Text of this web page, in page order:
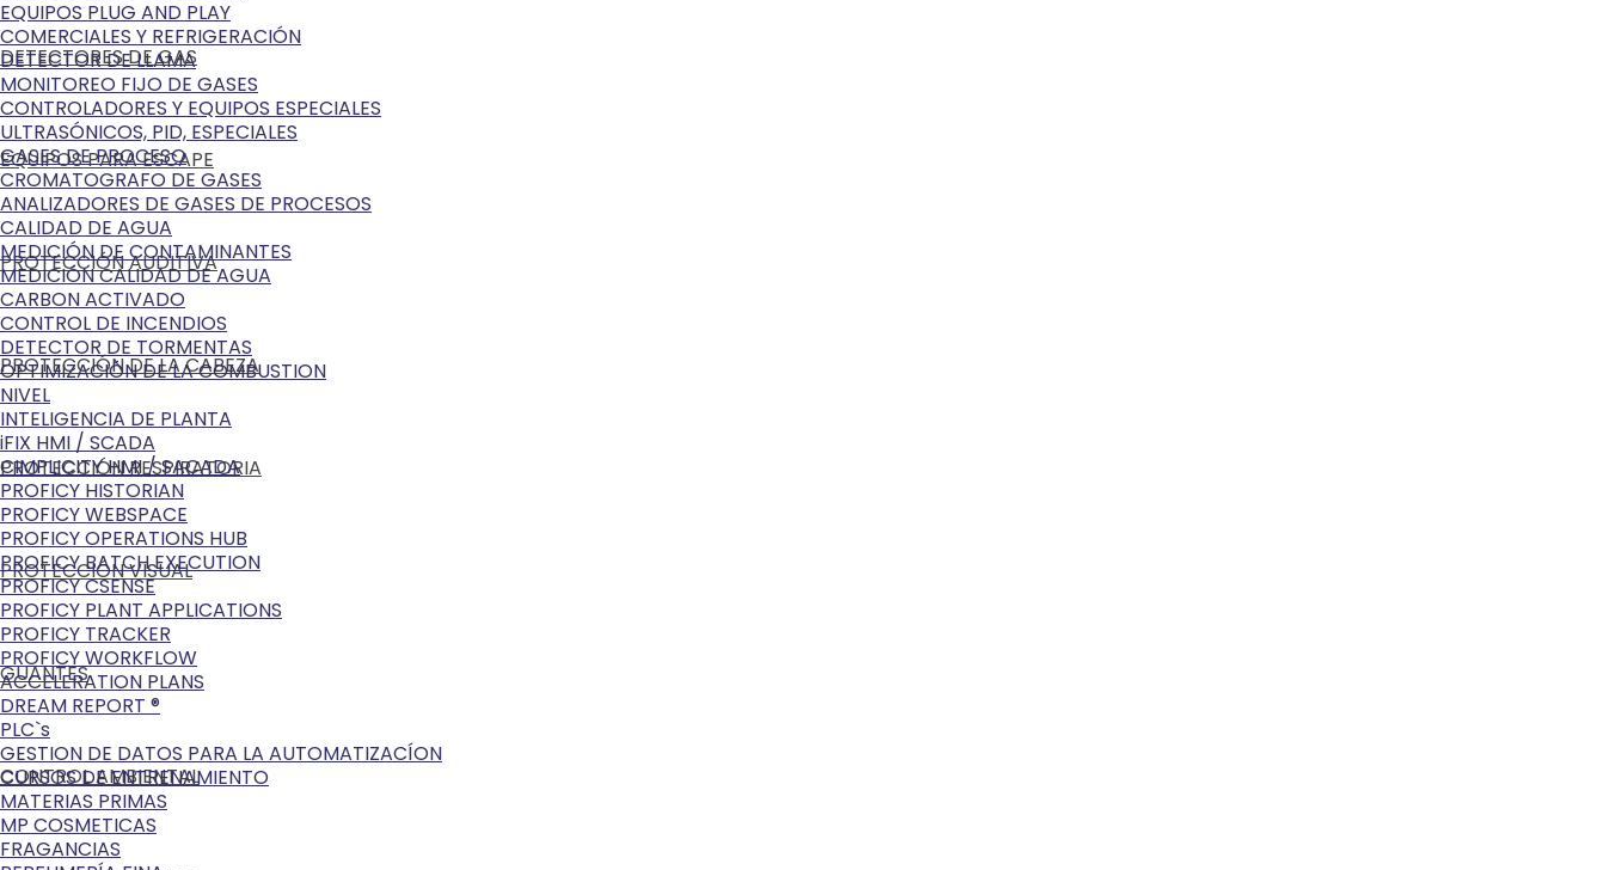
DETECTORES DE GAS
EQUIPOS PARA ESCAPE
PROTECCIÓN AUDITIVA
PROTECCIÓN DE LA CABEZA
PROTECCIÓN RESPIRATORIA
PROTECCIÓN VISUAL
GUANTES
CONTROL AMBIENTAL
EQUIPOS PLUG AND PLAY
COMERCIALES Y REFRIGERACIÓN
DETECTOR DE LLAMA
MONITOREO FIJO DE GASES
CONTROLADORES Y EQUIPOS ESPECIALES
ULTRASÓNICOS, PID, ESPECIALES
GASES DE PROCESO
CROMATOGRAFO DE GASES
ANALIZADORES DE GASES DE PROCESOS
CALIDAD DE AGUA
MEDICIÓN DE CONTAMINANTES
MEDICIÓN CALIDAD DE AGUA
CARBON ACTIVADO
CONTROL DE INCENDIOS
DETECTOR DE TORMENTAS
OPTIMIZACIÓN DE LA COMBUSTION
NIVEL
INTELIGENCIA DE PLANTA
iFIX HMI / SCADA
CIMPLICITY HMI / SACADA
PROFICY HISTORIAN
PROFICY WEBSPACE
PROFICY OPERATIONS HUB
PROFICY BATCH EXECUTION
PROFICY CSENSE
PROFICY PLANT APPLICATIONS
PROFICY TRACKER
PROFICY WORKFLOW
ACCELERATION PLANS
DREAM REPORT ®
PLC`s
GESTION DE DATOS PARA LA AUTOMATIZACÍON
CURSOS DE ENTRENAMIENTO
MATERIAS PRIMAS
MP COSMETICAS
FRAGANCIAS